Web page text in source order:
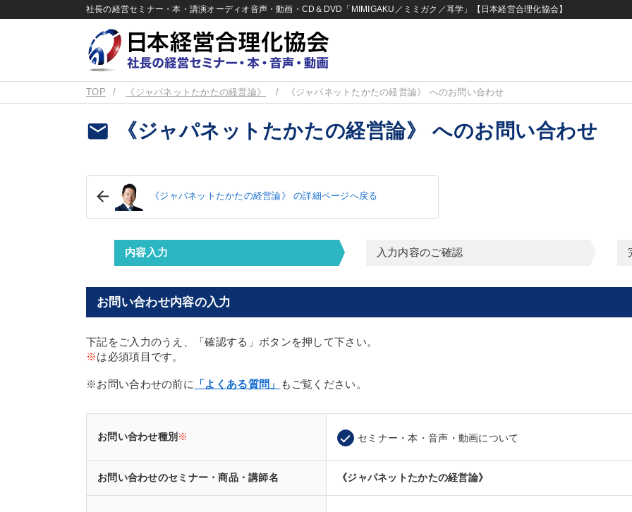
社長の経営セミナー・本・講演オーディオ音声・動画・CD＆DVD「MIMIGAKU／ミミガク／耳学」【日本経営合理化協会】
TOP 《ジャパネットたかたの経営論》 《ジャパネットたかたの経営論》 へのお問い合わせ
email 《ジャパネットたかたの経営論》 へのお問い合わせ
《ジャパネットたかたの経営論》 の詳細ページへ戻る
内容入力 入力内容のご確認
お問い合わせ内容の入力
下記をご入力のうえ、「確認する」ボタンを押して下さい。
※は必須項目です。
※お問い合わせの前に 「よくある質問」 もご覧ください。
お問い合わせ種別 ※ セミナー・本・音声・動画について
お問い合わせのセミナー・商品・講師名 《ジャパネットたかたの経営論》